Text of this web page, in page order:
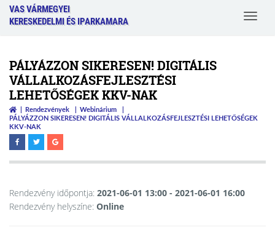
VAS VÁRMEGYEI
KERESKEDELMI ÉS IPARKAMARA
Toggle
PÁLYÁZZON SIKERESEN! DIGITÁLIS
VÁLLALKOZÁSFEJLESZTÉSI
LEHETŐSÉGEK KKV-NAK
Rendezvények
Webinárium
PÁLYÁZZON SIKERESEN! DIGITÁLIS VÁLLALKOZÁSFEJLESZTÉSI LEHETŐSÉGEK
KKV-NAK
Rendezvény időpontja: 2021-06-01 13:00 - 2021-06-01 16:00
Rendezvény helyszíne: Online